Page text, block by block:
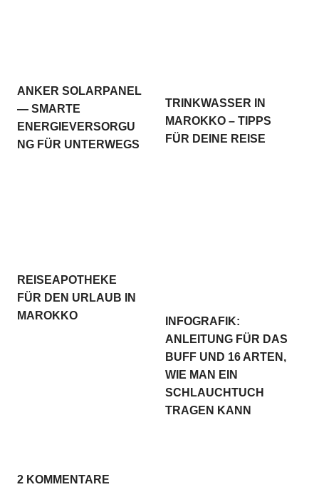
ANKER SOLARPANEL
— SMARTE
ENERGIEVERSORGU
NG FÜR UNTERWEGS
TRINKWASSER IN
MAROKKO – TIPPS
FÜR DEINE REISE
REISEAPOTHEKE
FÜR DEN URLAUB IN
MAROKKO
INFOGRAFIK:
ANLEITUNG FÜR DAS
BUFF UND 16 ARTEN,
WIE MAN EIN
SCHLAUCHTUCH
TRAGEN KANN
2 KOMMENTARE